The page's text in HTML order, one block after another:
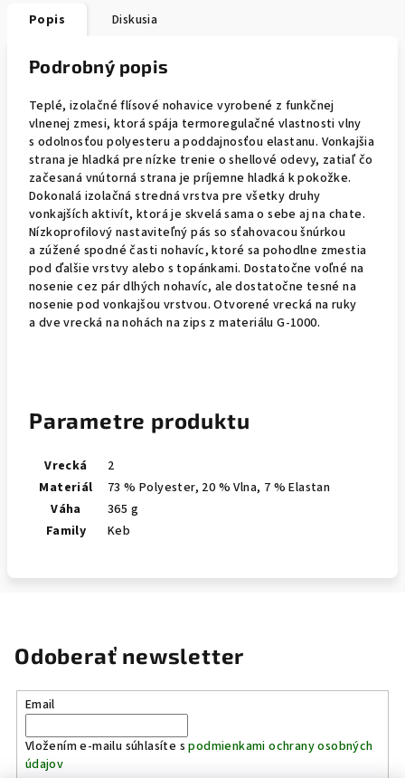
Popis Diskusia
Podrobný popis
Teplé, izolačné flísové nohavice vyrobené z funkčnej
vlnenej zmesi, ktorá spája termoregulačné vlastnosti vlny
s odolnosťou polyesteru a poddajnosťou elastanu. Vonkajšia
strana je hladká pre nízke trenie o shellové odevy, zatiaľ čo
začesaná vnútorná strana je príjemne hladká k pokožke.
Dokonalá izolačná stredná vrstva pre všetky druhy
vonkajších aktivít, ktorá je skvelá sama o sebe aj na chate.
Nízkoprofilový nastaviteľný pás so sťahovacou šnúrkou
a zúžené spodné časti nohavíc, ktoré sa pohodlne zmestia
pod ďalšie vrstvy alebo s topánkami. Dostatočne voľné na
nosenie cez pár dlhých nohavíc, ale dostatočne tesné na
nosenie pod vonkajšou vrstvou. Otvorené vrecká na ruky
a dve vrecká na nohách na zips z materiálu G-1000.
Parametre produktu
Vrecká
2
Materiál
73 % Polyester, 20 % Vlna, 7 % Elastan
Váha
365 g
Family
Keb
Odoberať newsletter
Email
Vložením e-mailu súhlasíte spodmienkami ochrany osobných
údajov